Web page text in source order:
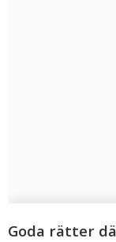
Goda rätter